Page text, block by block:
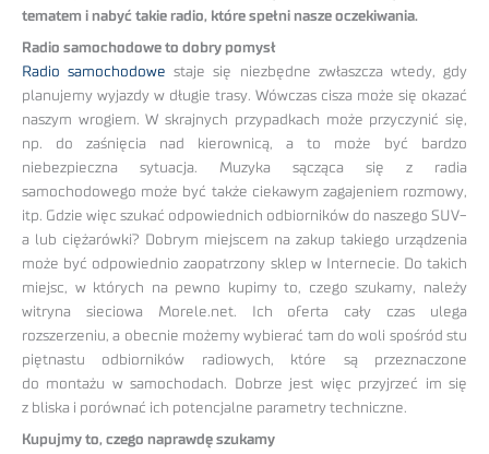
tematem i nabyć takie radio, które spełni nasze oczekiwania.
Radio samochodowe to dobry pomysł
Radio samochodowe staje się niezbędne zwłaszcza wtedy, gdy
planujemy wyjazdy w długie trasy. Wówczas cisza może się okazać
naszym wrogiem. W skrajnych przypadkach może przyczynić się,
np. do zaśnięcia nad kierownicą, a to może być bardzo
niebezpieczna sytuacja. Muzyka sącząca się z radia
samochodowego może być także ciekawym zagajeniem rozmowy,
itp. Gdzie więc szukać odpowiednich odbiorników do naszego SUV-
a lub ciężarówki? Dobrym miejscem na zakup takiego urządzenia
może być odpowiednio zaopatrzony sklep w Internecie. Do takich
miejsc, w których na pewno kupimy to, czego szukamy, należy
witryna sieciowa Morele.net. Ich oferta cały czas ulega
rozszerzeniu, a obecnie możemy wybierać tam do woli spośród stu
piętnastu odbiorników radiowych, które są przeznaczone
do montażu w samochodach. Dobrze jest więc przyjrzeć im się
z bliska i porównać ich potencjalne parametry techniczne.
Kupujmy to, czego naprawdę szukamy